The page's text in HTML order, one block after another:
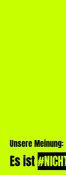
Unsere Meinung:
Es ist